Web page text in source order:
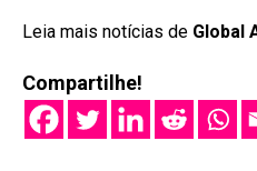
Leia mais notícias de Global
Compartilhe!